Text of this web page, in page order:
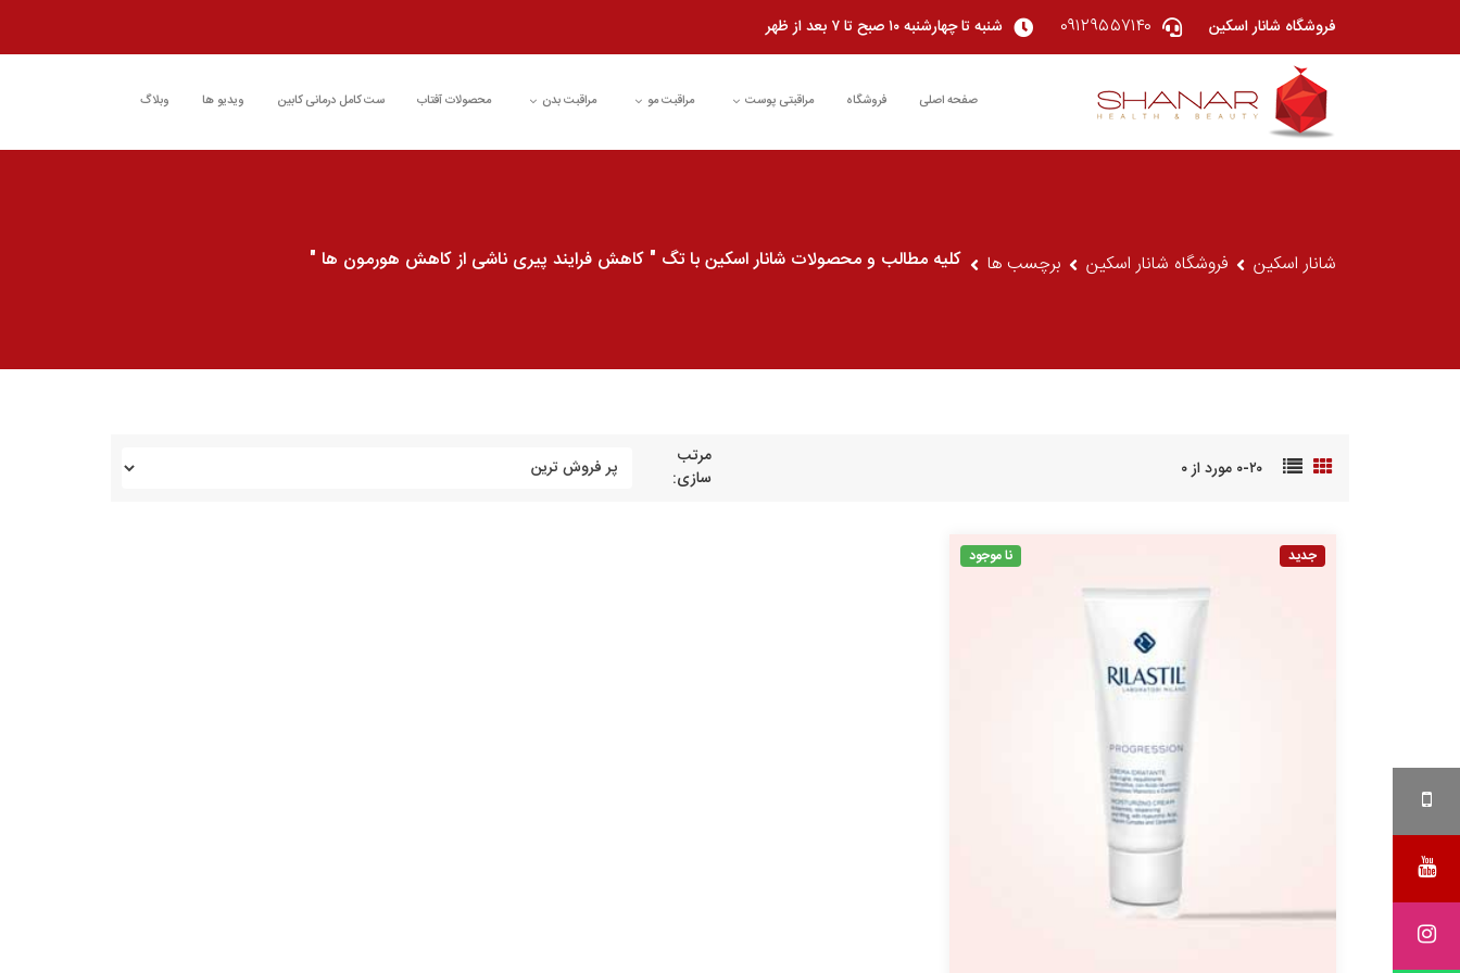
فروشگاه شانار اسکین ۰۹۱۲۹۵۵۷۱۴۰ شنبه تا چهارشنبه ۱۰ صبح تا ۷ بعد از ظهر
صفحه اصلی فروشگاه مراقبتی پوست مراقبت مو مراقبت بدن محصولات آفتاب ست کامل درمانی کابین ویدیو ها وبلاگ
شانار اسکین فروشگاه شانار اسکین برچسب ها کلیه مطالب و محصولات شانار اسکین با تگ " کاهش فرایند پیری ناشی از کاهش هورمون ها "
۰-۲۰ مورد از ۰
مرتب
سازی:
جدید نا موجود